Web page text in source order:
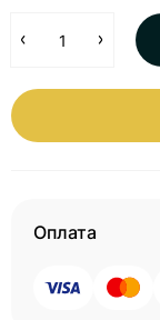
Оплата